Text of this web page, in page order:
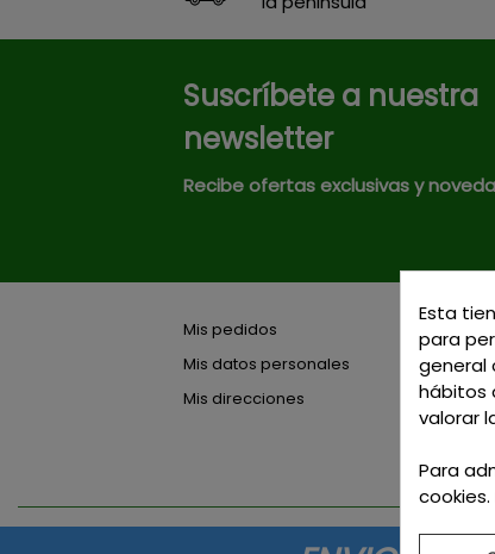
Suscríbete a nuestra
newsletter
Recibe ofertas exclusivas y
Mis pedidos
Mis datos personales
Mis direcciones
© 2026 Tienda online de Curtidos y
Esta
para
general
hábitos
valorar
Para
cookies.